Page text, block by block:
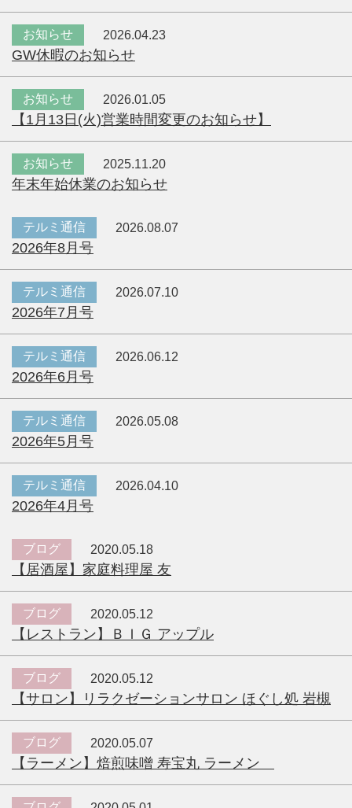
お知らせ 2026.04.23
GW休暇のお知らせ
お知らせ 2026.01.05
【1月13日(火)営業時間変更のお知らせ】
お知らせ 2025.11.20
年末年始休業のお知らせ
テルミ通信 2026.08.07
2026年8月号
テルミ通信 2026.07.10
2026年7月号
テルミ通信 2026.06.12
2026年6月号
テルミ通信 2026.05.08
2026年5月号
テルミ通信 2026.04.10
2026年4月号
ブログ 2020.05.18
【居酒屋】家庭料理屋 友
ブログ 2020.05.12
【レストラン】ＢＩＧ アップル
ブログ 2020.05.12
【サロン】リラクゼーションサロン ほぐし処 岩槻
ブログ 2020.05.07
【ラーメン】焙煎味噌 寿宝丸 ラーメン